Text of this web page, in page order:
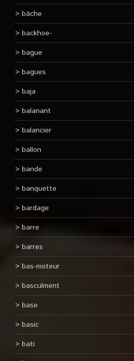
bâche
backhoe-
bague
bagues
baja
balanant
balancier
ballon
bande
banquette
bardage
barre
barres
bas-moteur
basculment
base
basic
bati